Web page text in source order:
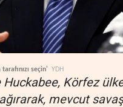
seçin' YDH
Huckabee, Körfez
mevcut